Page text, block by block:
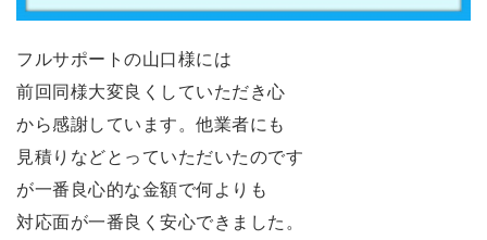
フルサポートの山口様には
前回同様大変良くしていただき心
から感謝しています。他業者にも
見積りなどとっていただいたのです
が一番良心的な金額で何よりも
対応面が一番良く安心できました。